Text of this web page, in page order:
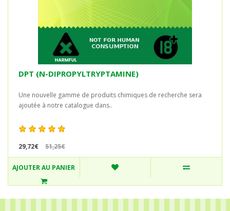
DPT (N-DIPROPYLTRYPTAMINE)
Une nouvelle gamme de produits chimiques de recherche sera
ajoutée à notre catalogue dans..
29,72€ 51,25€
AJOUTER AU PANIER